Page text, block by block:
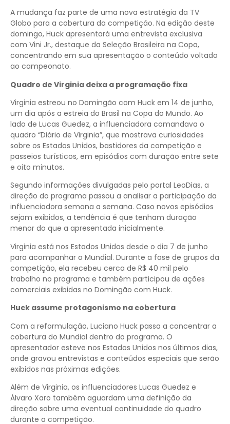
A mudança faz parte de uma nova estratégia da TV
Globo para a cobertura da competição. Na edição deste
domingo, Huck apresentará uma entrevista exclusiva
com Vini Jr., destaque da Seleção Brasileira na Copa,
concentrando em sua apresentação o conteúdo voltado
ao campeonato.
Quadro de Virginia deixa a programação fixa
Virginia estreou no Domingão com Huck em 14 de junho,
um dia após a estreia do Brasil na Copa do Mundo. Ao
lado de Lucas Guedez, a influenciadora comandava o
quadro “Diário de Virginia”, que mostrava curiosidades
sobre os Estados Unidos, bastidores da competição e
passeios turísticos, em episódios com duração entre sete
e oito minutos.
Segundo informações divulgadas pelo portal LeoDias, a
direção do programa passou a analisar a participação da
influenciadora semana a semana. Caso novos episódios
sejam exibidos, a tendência é que tenham duração
menor do que a apresentada inicialmente.
Virginia está nos Estados Unidos desde o dia 7 de junho
para acompanhar o Mundial. Durante a fase de grupos da
competição, ela recebeu cerca de R$ 40 mil pelo
trabalho no programa e também participou de ações
comerciais exibidas no Domingão com Huck.
Huck assume protagonismo na cobertura
Com a reformulação, Luciano Huck passa a concentrar a
cobertura do Mundial dentro do programa. O
apresentador esteve nos Estados Unidos nos últimos dias,
onde gravou entrevistas e conteúdos especiais que serão
exibidos nas próximas edições.
Além de Virginia, os influenciadores Lucas Guedez e
Álvaro Xaro também aguardam uma definição da
direção sobre uma eventual continuidade do quadro
durante a competição.